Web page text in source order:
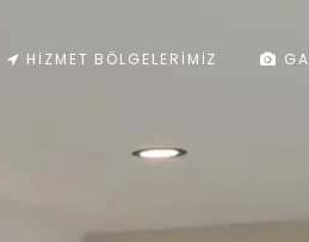
HIZMET BÖLGELERIMIZ